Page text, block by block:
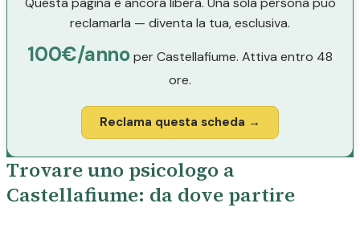
reclamarla — diventa la tua, esclusiva.
100€/annoper Castellafiume. Attiva entro 48
ore.
Reclama questa scheda →
Trovare uno psicologo a
Castellafiume: da dove partire